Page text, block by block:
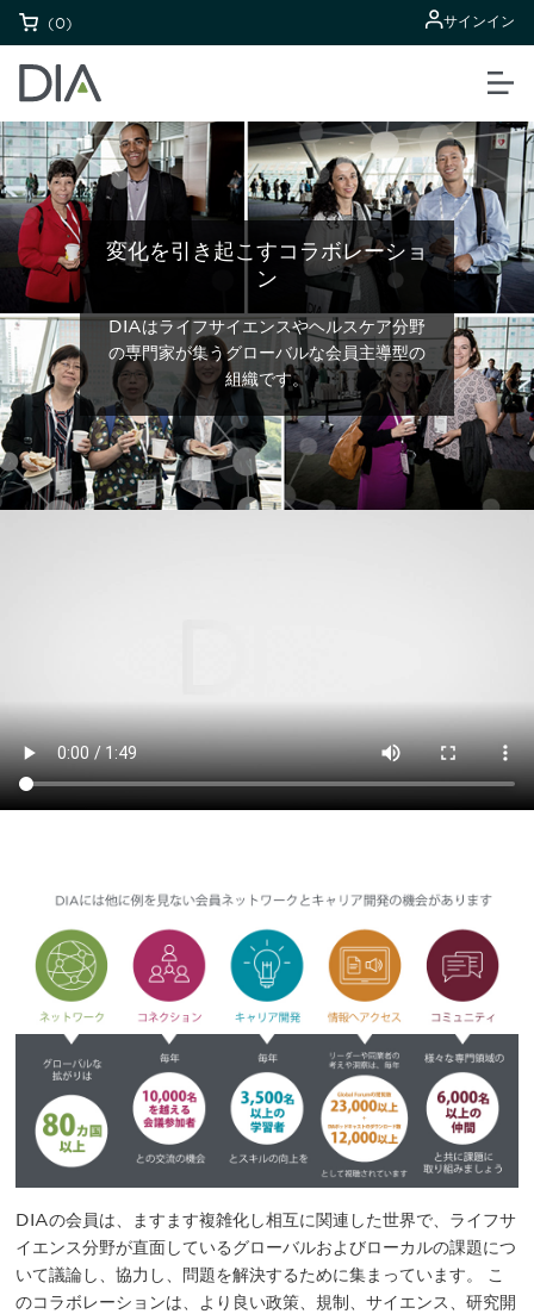
(0) サインイン
変化を引き起こすコラボレーショ
ン
DIAはライフサイエンスやヘルスケア分野
の専門家が集うグローバルな会員主導型の
組織です。
DIAの会員は、ますます複雑化し相互に関連した世界で、ライフサ
イエンス分野が直面しているグローバルおよびローカルの課題につ
いて議論し、協力し、問題を解決するために集まっています。 こ
のコラボレーションは、より良い政策、規制、サイエンス、研究開